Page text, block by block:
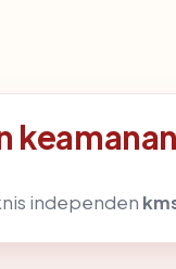
independen